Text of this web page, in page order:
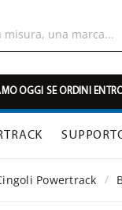
OGGI SE ORDINI
Powertrack